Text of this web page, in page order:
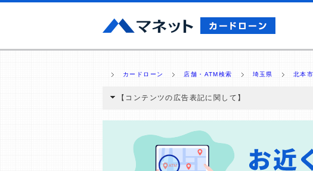
カードローン 店舗・ATM検索 埼玉県 北本市
【コンテンツの広告表記に関して】
と弊社に対して企業から紹介報酬が支払われるという
ミ収集などに基づき、公平性を担保した情報提供を行っ
>提携企業一覧